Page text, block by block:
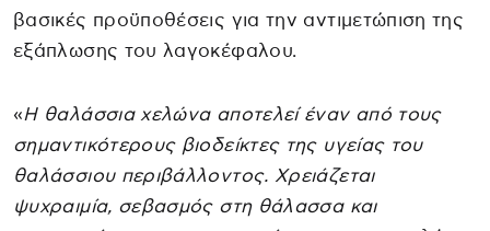
βασικές προϋποθέσεις για την αντιμετώπιση της
εξάπλωσης του λαγοκέφαλου.
«Η θαλάσσια χελώνα αποτελεί έναν από τους
σημαντικότερους βιοδείκτες της υγείας του
θαλάσσιου περιβάλλοντος. Χρειάζεται
ψυχραιμία, σεβασμός στη θάλασσα και